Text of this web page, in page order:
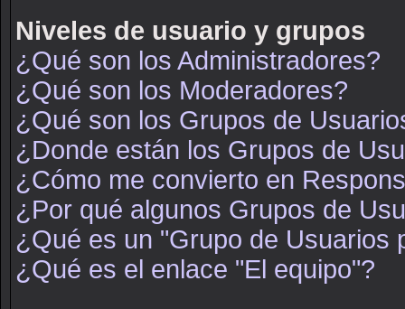
Niveles de usuario y grupos
¿Qué son los Administradores?
¿Qué son los Moderadores?
¿Qué son los Grupos de
¿Donde están los Grupos de
¿Cómo me convierto en
¿Por qué algunos Grupos de
¿Qué es un "Grupo de Usuarios
¿Qué es el enlace "El equipo"?